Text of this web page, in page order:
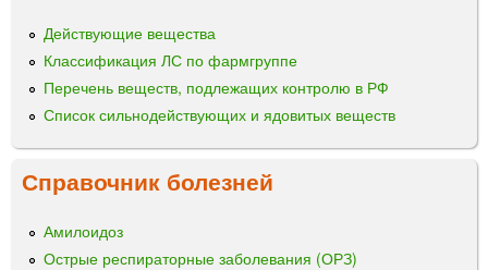
Действующие вещества
Классификация ЛС по фармгруппе
Перечень веществ, подлежащих контролю в РФ
Список сильнодействующих и ядовитых веществ
Справочник болезней
Амилоидоз
Острые респираторные заболевания (ОРЗ)